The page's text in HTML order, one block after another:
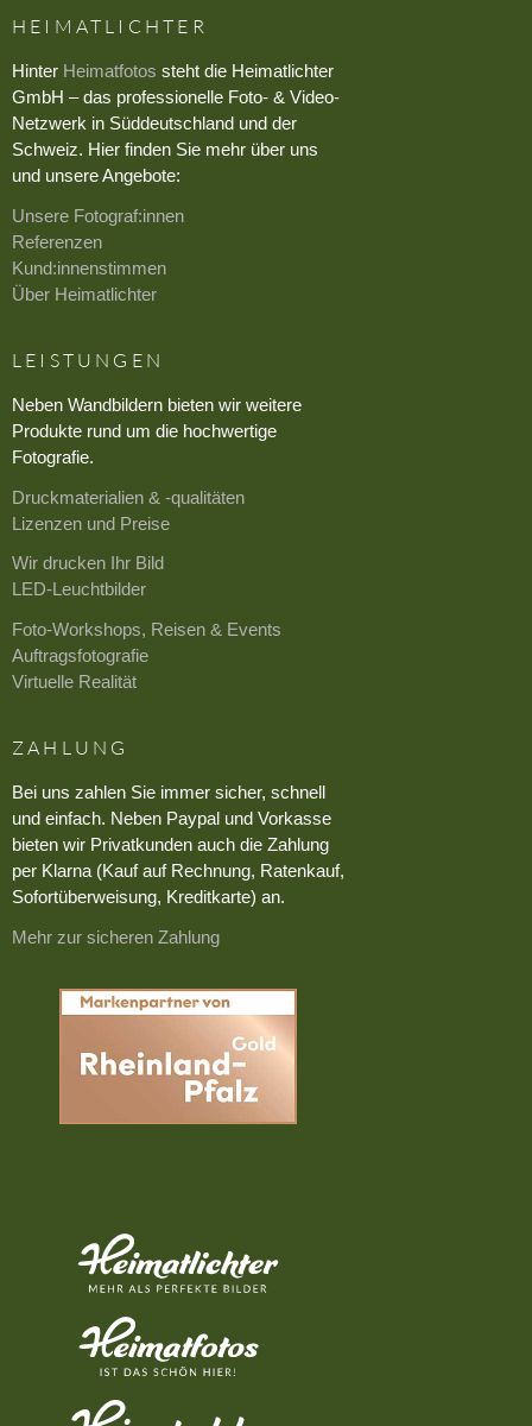
HEIMATLICHTER
Hinter Heimatfotos steht die Heimatlichter
GmbH – das professionelle Foto- & Video-
Netzwerk in Süddeutschland und der
Schweiz. Hier finden Sie mehr über uns
und unsere Angebote:
Unsere Fotograf:innen
Referenzen
Kund:innenstimmen
Über Heimatlichter
LEISTUNGEN
Neben Wandbildern bieten wir weitere
Produkte rund um die hochwertige
Fotografie.
Druckmaterialien & -qualitäten
Lizenzen und Preise
Wir drucken Ihr Bild
LED-Leuchtbilder
Foto-Workshops, Reisen & Events
Auftragsfotografie
Virtuelle Realität
ZAHLUNG
Bei uns zahlen Sie immer sicher, schnell
und einfach. Neben Paypal und Vorkasse
bieten wir Privatkunden auch die Zahlung
per Klarna (Kauf auf Rechnung, Ratenkauf,
Sofortüberweisung, Kreditkarte) an.
Mehr zur sicheren Zahlung